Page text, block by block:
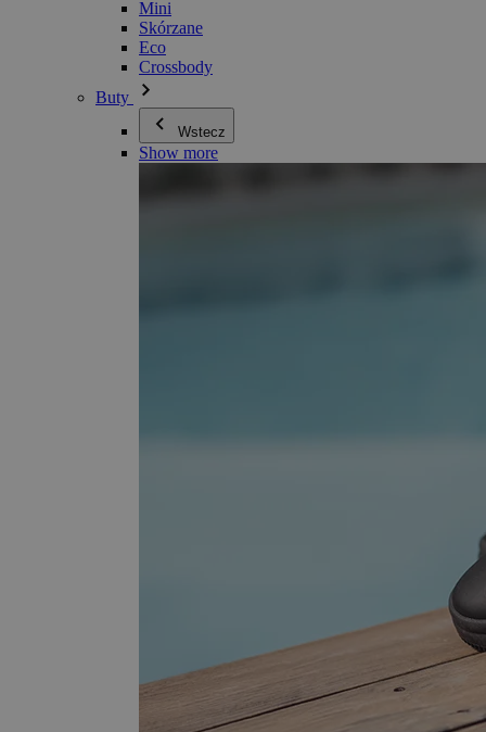
Mini
Skórzane
Eco
Crossbody
Buty
Wstecz
Show more